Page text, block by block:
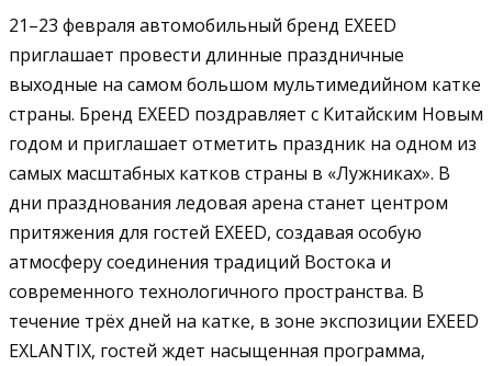
21–23 февраля автомобильный бренд EXEED
приглашает провести длинные праздничные
выходные на самом большом мультимедийном катке
страны. Бренд EXEED поздравляет с Китайским Новым
годом и приглашает отметить праздник на одном из
самых масштабных катков страны в «Лужниках». В
дни празднования ледовая арена станет центром
притяжения для гостей EXEED, создавая особую
атмосферу соединения традиций Востока и
современного технологичного пространства. В
течение трёх дней на катке, в зоне экспозиции EXEED
EXLANTIX, гостей ждет насыщенная программа,